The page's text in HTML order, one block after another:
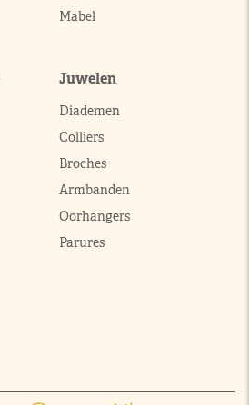
Mabel
Juwelen
Diademen
Colliers
Broches
Armbanden
Oorhangers
Parures